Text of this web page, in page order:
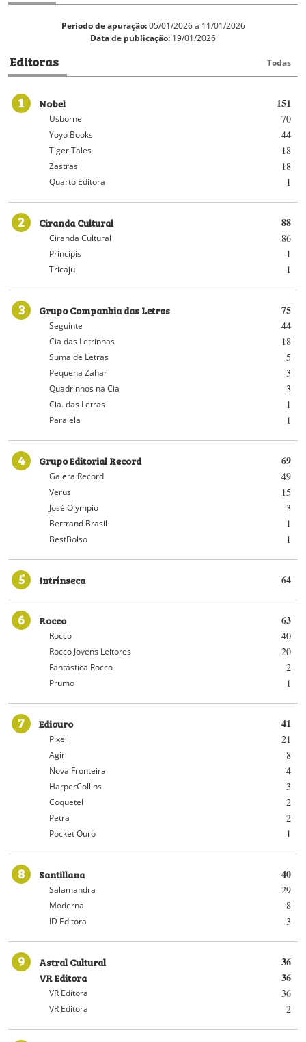
Período de apuração:05/01/2026 a 11/01/2026
Data de publicação: 19/01/2026
Editoras Todas
1 151
Nobel
70
Usborne
44
Yoyo Books
18
Tiger Tales
18
Zastras
1
Quarto Editora
2 88
Ciranda Cultural
86
Ciranda Cultural
1
Principis
1
Tricaju
3 75
Grupo Companhia das Letras
44
Seguinte
18
Cia das Letrinhas
5
Suma de Letras
3
Pequena Zahar
3
Quadrinhos na Cia
1
Cia. das Letras
1
Paralela
4 69
Grupo Editorial Record
49
Galera Record
15
Verus
3
José Olympio
1
Bertrand Brasil
1
BestBolso
5 64
Intrínseca
6 63
Rocco
40
Rocco
20
Rocco Jovens Leitores
2
Fantástica Rocco
1
Prumo
7 41
Ediouro
21
Pixel
8
Agir
4
Nova Fronteira
3
HarperCollins
2
Coquetel
2
Petra
1
Pocket Ouro
8 40
Santillana
29
Salamandra
8
Moderna
3
ID Editora
9 36
Astral Cultural
36
VR Editora
36
VR Editora
2
VR Editora